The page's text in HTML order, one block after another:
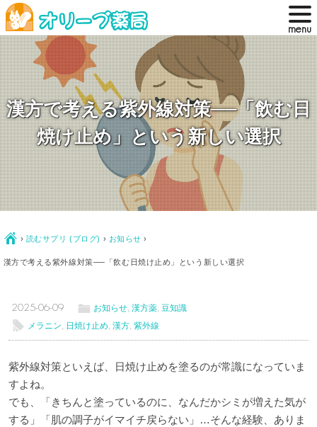
漢方で考える紫外線対策──「飲む日
焼け止め」という新しい選択
Ç › 読むサプリ (ブログ) › お知らせ ›
漢方で考える紫外線対策──「飲む日焼け止め」という新しい選択
2025-06-09 ë お知らせ, 漢方薬, 豆知識
l メラニン, 日焼け止め, 漢方, 紫外線
紫外線対策といえば、日焼け止めを塗るのが常識になっていま
すよね。
でも、「きちんと塗っているのに、なんだかシミが増えた気が
する」「肌の調子がイマイチ戻らない」…そんな経験、ありま